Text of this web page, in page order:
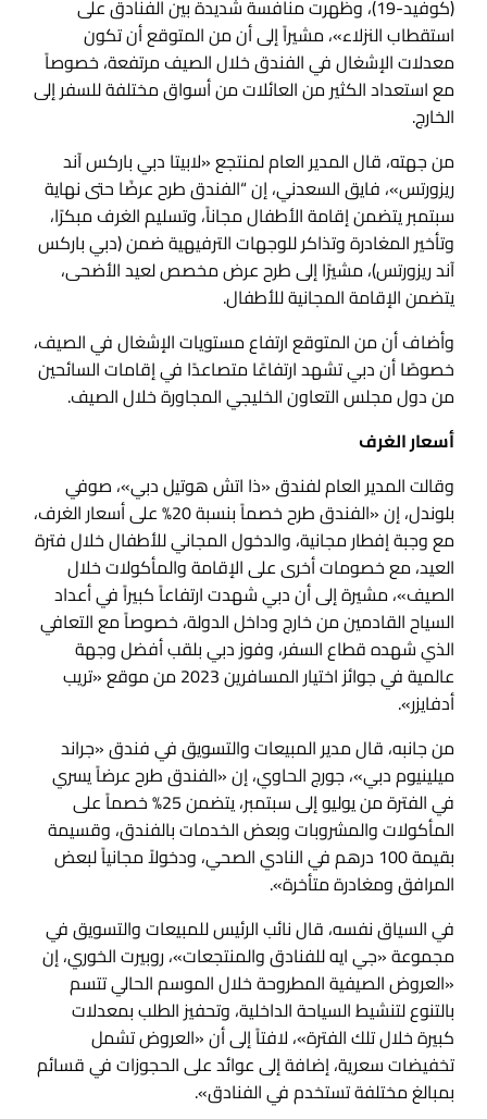
(كوفيد-19)، وظهرت منافسة شديدة بين الفنادق على
استقطاب النزلاء»، مشيراً إلى أن من المتوقع أن تكون
معدلات الإشغال في الفندق خلال الصيف مرتفعة، خصوصاً
مع استعداد الكثير من العائلات من أسواق مختلفة للسفر إلى
الخارج.
من جهته، قال المدير العام لمنتجع «لابيتا دبي باركس آند
ريزورتس»، فايق السعدني، إن “الفندق طرح عرضًا حتى نهاية
سبتمبر يتضمن إقامة الأطفال مجاناً، وتسليم الغرف مبكرًا،
وتأخير المغادرة وتذاكر للوجهات الترفيهية ضمن (دبي باركس
آند ريزورتس)، مشيرًا إلى طرح عرض مخصص لعيد الأضحى،
يتضمن الإقامة المجانية للأطفال.
وأضاف أن من المتوقع ارتفاع مستويات الإشغال في الصيف،
خصوصًا أن دبي تشهد ارتفاعًا متصاعدًا في إقامات السائحين
من دول مجلس التعاون الخليجي المجاورة خلال الصيف.
أسعار الغرف
وقالت المدير العام لفندق «ذا اتش هوتيل دبي»، صوفي
بلوندل، إن «الفندق طرح خصماً بنسبة 20% على أسعار الغرف،
مع وجبة إفطار مجانية، والدخول المجاني للأطفال خلال فترة
العيد، مع خصومات أخرى على الإقامة والمأكولات خلال
الصيف»، مشيرة إلى أن دبي شهدت ارتفاعاً كبيراً في أعداد
السياح القادمين من خارج وداخل الدولة، خصوصاً مع التعافي
الذي شهده قطاع السفر، وفوز دبي بلقب أفضل وجهة
عالمية في جوائز اختيار المسافرين 2023 من موقع «تريب
أدفايزر».
من جانبه، قال مدير المبيعات والتسويق في فندق «جراند
ميلينيوم دبي»، جورج الحاوي، إن «الفندق طرح عرضاً يسري
في الفترة من يوليو إلى سبتمبر، يتضمن 25% خصماً على
المأكولات والمشروبات وبعض الخدمات بالفندق، وقسيمة
بقيمة 100 درهم في النادي الصحي، ودخولاً مجانياً لبعض
المرافق ومغادرة متأخرة».
في السياق نفسه، قال نائب الرئيس للمبيعات والتسويق في
مجموعة «جي ايه للفنادق والمنتجعات»، روبيرت الخوري، إن
«العروض الصيفية المطروحة خلال الموسم الحالي تتسم
بالتنوع لتنشيط السياحة الداخلية، وتحفيز الطلب بمعدلات
كبيرة خلال تلك الفترة»، لافتاً إلى أن «العروض تشمل
تخفيضات سعرية، إضافة إلى عوائد على الحجوزات في قسائم
بمبالغ مختلفة تستخدم في الفنادق».